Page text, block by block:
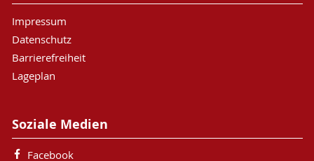
Impressum
Datenschutz
Barrierefreiheit
Lageplan
Soziale Medien
Facebook